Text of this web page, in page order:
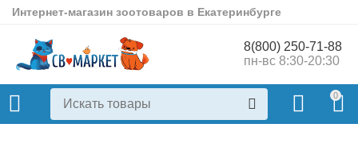
Интернет-магазин зоотоваров в Екатеринбурге
8(800) 250-71-88
пн-вс 8:30-20:30
0